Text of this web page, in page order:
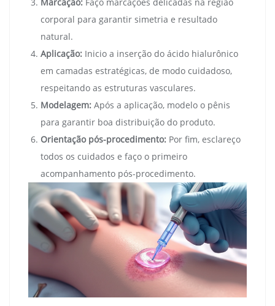
Marcação: Faço marcações delicadas na região
corporal para garantir simetria e resultado
natural.
Aplicação: Inicio a inserção do ácido hialurônico
em camadas estratégicas, de modo cuidadoso,
respeitando as estruturas vasculares.
Modelagem: Após a aplicação, modelo o pênis
para garantir boa distribuição do produto.
Orientação pós-procedimento: Por fim, esclareço
todos os cuidados e faço o primeiro
acompanhamento pós-procedimento.